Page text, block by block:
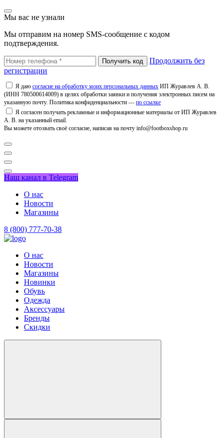
Мы вас не узнали
Мы отправим на номер SMS-сообщение с кодом
подтверждения.
Продолжить без
регистрации
Я даю согласие на обработку моих персональных данных ИП Журавлев А. В.
(ИНН 780500614009) в целях обработки заявки и получения электронных писем на
указанную почту. Политика конфиденциальности — по ссылке
Я согласен получать рекламные и информационные материалы от ИП Журавлев
А. В. на указанный email.
Вы можете отозвать своё согласие, написав на почту info@footboxshop.ru
Наш канал в Telegram
О нас
Новости
Магазины
8 (800) 777-70-38
О нас
Новости
Магазины
Новинки
Обувь
Одежда
Аксессуары
Бренды
Скидки